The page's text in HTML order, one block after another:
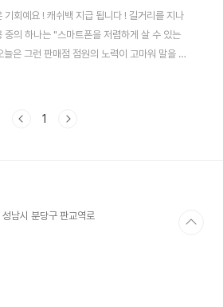
기회예요 ! 캐쉬백 지급 됩니다 ! 길거리를 지나
중의 하나는 "스마트폰을 저렴하게 살 수 있는
은 그런 판매점 점원의 노력이 고마워 말을 걸
그러자 관심을 가져줘서 고맙다는듯이 점원의
한다. 그동안 스마트폰에 캐쉬백 판매 조건이
1
남시 분당구 판교역로